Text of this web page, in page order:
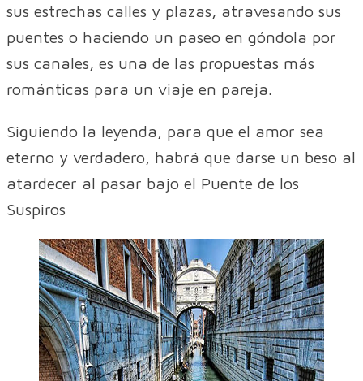
sus estrechas calles y plazas, atravesando sus
puentes o haciendo un paseo en góndola por
sus canales, es una de las propuestas más
románticas para un viaje en pareja.
Siguiendo la leyenda, para que el amor sea
eterno y verdadero, habrá que darse un beso al
atardecer al pasar bajo el Puente de los
Suspiros